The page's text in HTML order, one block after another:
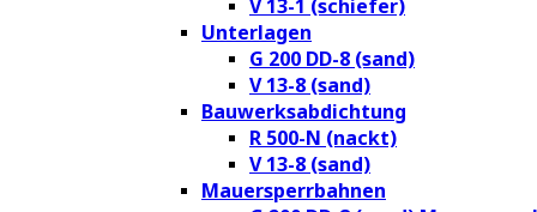
V 13-1 (schiefer)
Unterlagen
G 200 DD-8 (sand)
V 13-8 (sand)
Bauwerksabdichtung
R 500-N (nackt)
V 13-8 (sand)
Mauersperrbahnen